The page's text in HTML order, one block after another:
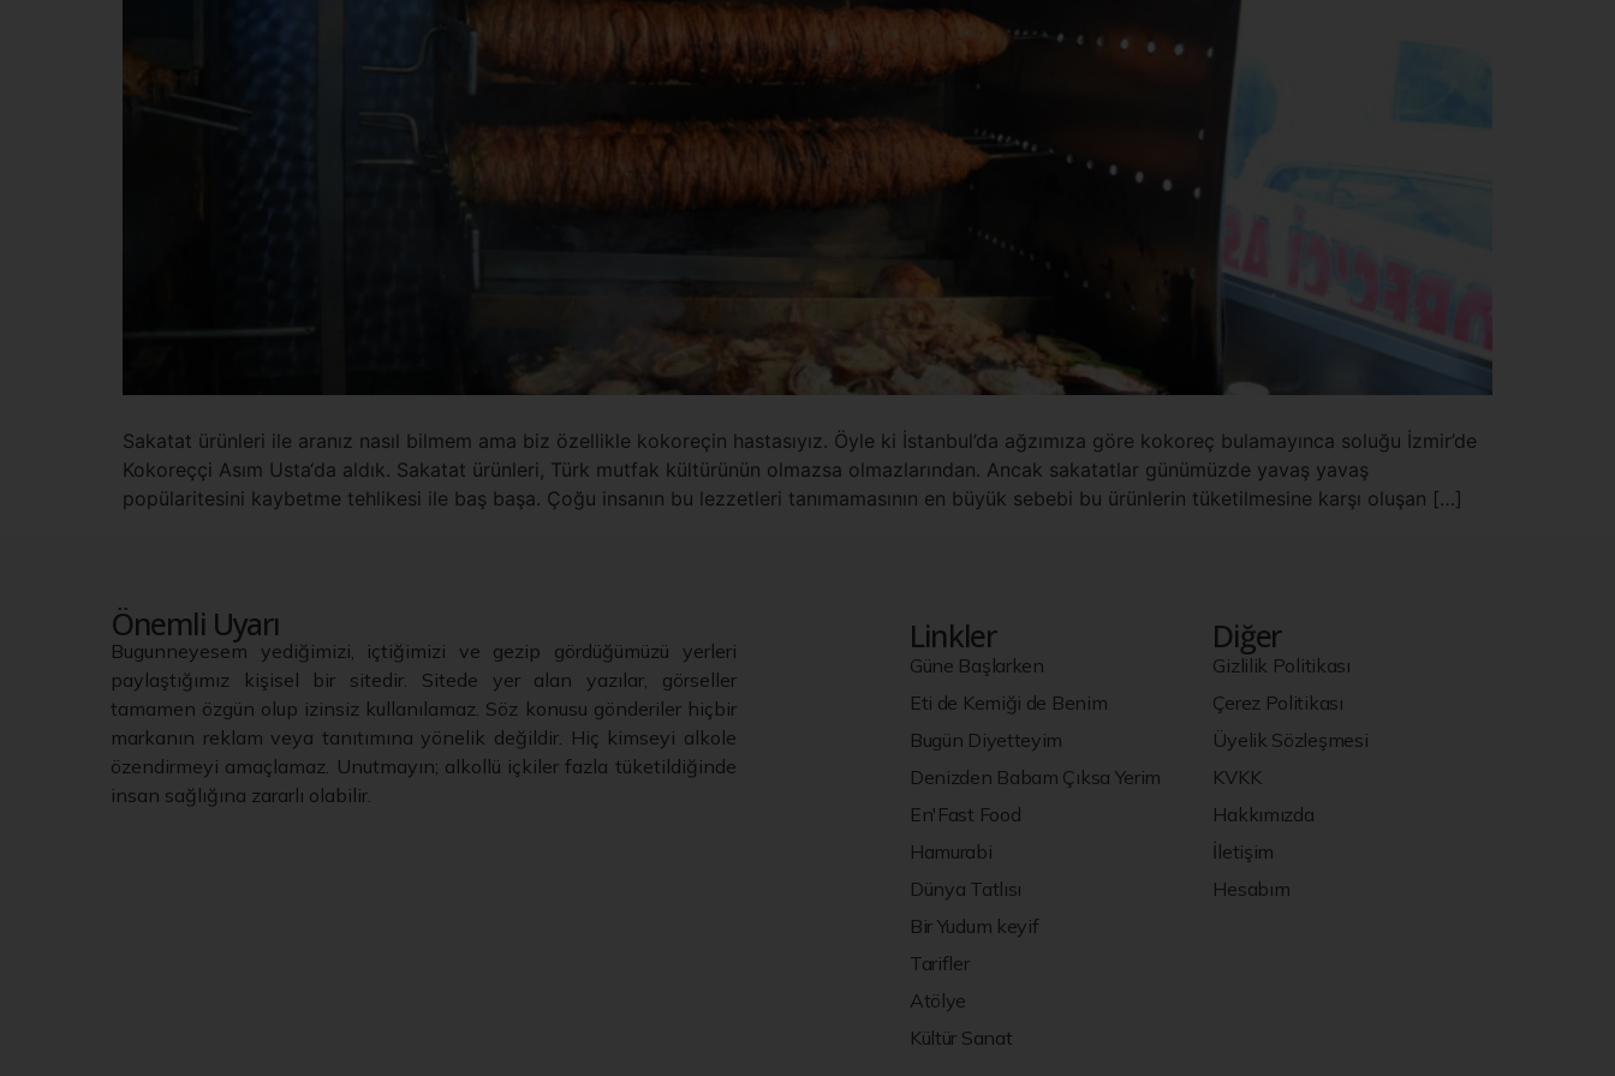
Sakatat ürünleri ile aranız nasıl bilmem ama biz özellikle kokoreçin hastasıyız. Öyle ki İstanbul’da ağzımıza göre kokoreç bulamayınca soluğu İzmir’de
Kokoreççi Asım Usta‘da aldık. Sakatat ürünleri, Türk mutfak kültürünün olmazsa olmazlarından. Ancak sakatatlar günümüzde yavaş yavaş
popülaritesini kaybetme tehlikesi ile baş başa. Çoğu insanın bu lezzetleri tanımamasının en büyük sebebi bu ürünlerin tüketilmesine karşı oluşan […]
Önemli Uyarı
Bugunneyesem yediğimizi, içtiğimizi ve gezip gördüğümüzü yerleri
paylaştığımız kişisel bir sitedir. Sitede yer alan yazılar, görseller
tamamen özgün olup izinsiz kullanılamaz. Söz konusu gönderiler hiçbir
markanın reklam veya tanıtımına yönelik değildir. Hiç kimseyi alkole
özendirmeyi amaçlamaz. Unutmayın; alkollü içkiler fazla tüketildiğinde
insan sağlığına zararlı olabilir.
Linkler
Güne Başlarken
Eti de Kemiği de Benim
Bugün Diyetteyim
Denizden Babam Çıksa Yerim
En'Fast Food
Hamurabi
Dünya Tatlısı
Bir Yudum keyif
Tarifler
Atölye
Kültür Sanat
Diğer
Gizlilik Politikası
Çerez Politikası
Üyelik Sözleşmesi
KVKK
Hakkımızda
İletişim
Hesabım